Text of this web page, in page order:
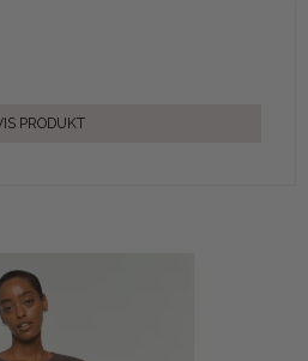
PRODUKT